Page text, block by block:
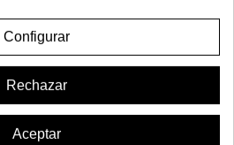
EN LA MISMA CATEGORÍA:
Configurar
Rechazar
Aceptar